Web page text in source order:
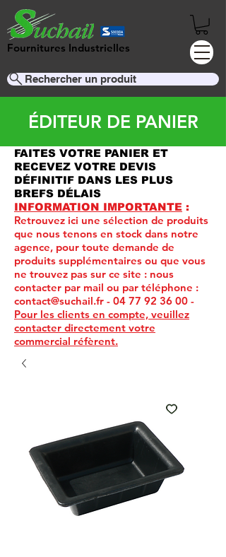
Fournitures Industrielles
Rechercher un produit
ÉDITEUR DE PANIER
FAITES VOTRE PANIER ET
RECEVEZ VOTRE DEVIS
DÉFINITIF DANS LES PLUS
BREFS DÉLAIS
INFORMATION IMPORTANTE :
Retrouvez ici une sélection de produits
que nous tenons en stock dans notre
agence, pour toute demande de
produits supplémentaires ou que vous
ne trouvez pas sur ce site : nous
contacter par mail ou par téléphone :
contact@suchail.fr - 04 77 92 36 00 -
Pour les clients en compte, veuillez
contacter directement votre
commercial réfèrent.